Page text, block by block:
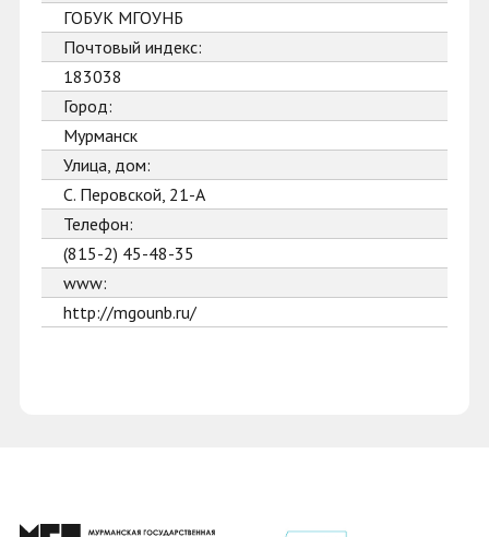
ГОБУК МГОУНБ
Почтовый индекс:
183038
Город:
Мурманск
Улица, дом:
С. Перовской, 21-А
Телефон:
(815-2) 45-48-35
www:
http://mgounb.ru/